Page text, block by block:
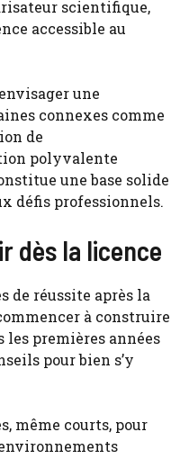
scientifique,
accessible au
une
connexes comme
de
polyvalente
une base solide
défis professionnels.
dès la licence
de réussite après la
à construire
les premières années
pour bien s’y
même courts, pour